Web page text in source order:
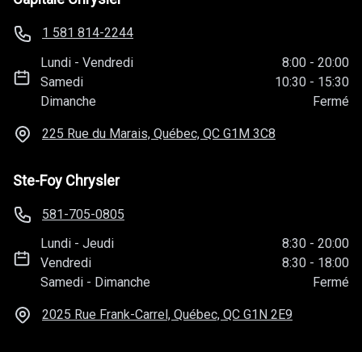
1 581 814-2244
Lundi -Vendredi 8:00 - 20:00
Samedi
10:30 - 15:30
Dimanche
Fermé
225 Rue du Marais, Québec, QC G1M 3C8
Ste-Foy Chrysler
581-705-0805
Lundi -Jeudi 8:30 - 20:00
Vendredi
8:30 - 18:00
Samedi - Dimanche Fermé
2025 Rue Frank-Carrel, Québec, QC G1N 2E9